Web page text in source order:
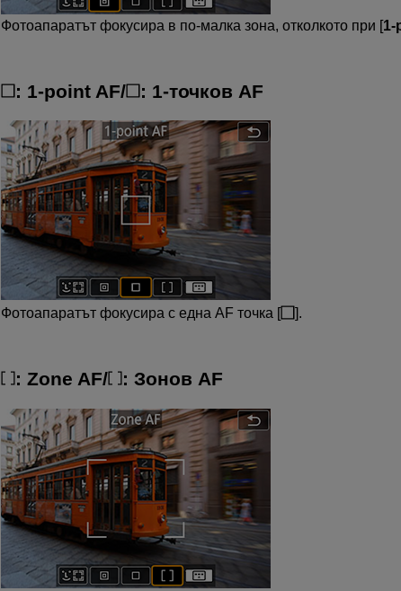
Фотоапаратът фокусира в по-малка зона, отколкото при [1-
: 1-point AF/ : 1-точков AF
Фотоапаратът фокусира с една AF точка [ ].
: Zone AF/ : Зонов AF